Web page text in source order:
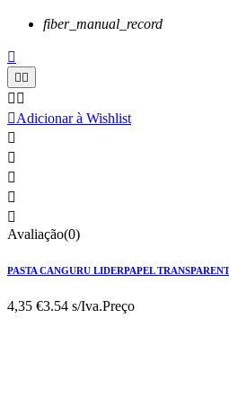
fiber_manual_record

 
 
Adicionar à Wishlist





Avaliação(0)
PASTA CANGURU LIDERPAPEL
4,35 €3.54 s/Iva.Preço